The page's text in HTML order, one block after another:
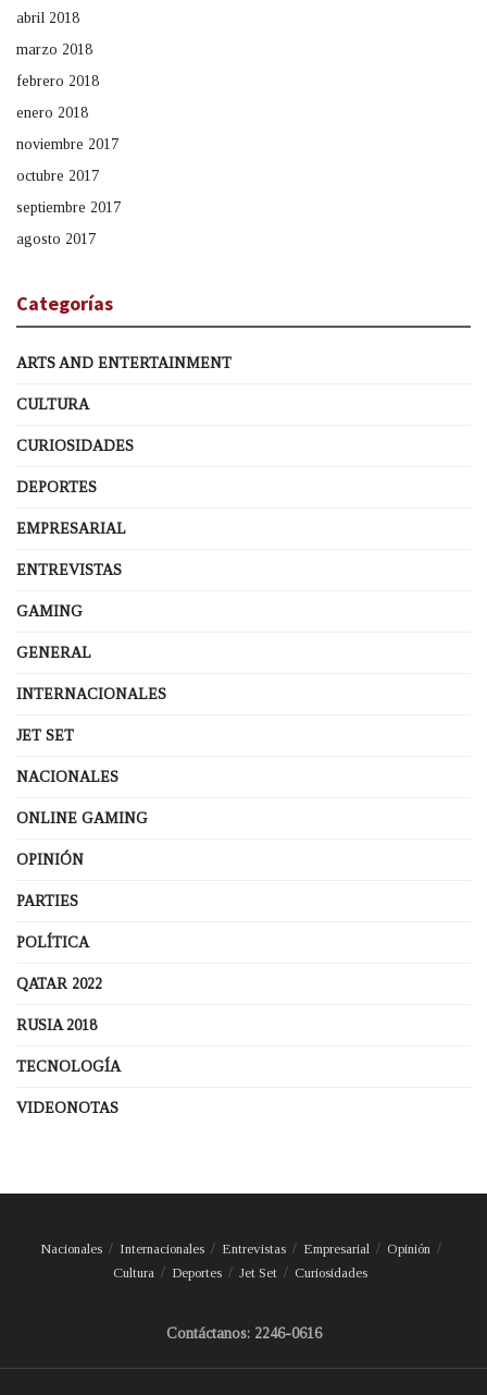
abril 2018
marzo 2018
febrero 2018
enero 2018
noviembre 2017
octubre 2017
septiembre 2017
agosto 2017
Categorías
ARTS AND ENTERTAINMENT
CULTURA
CURIOSIDADES
DEPORTES
EMPRESARIAL
ENTREVISTAS
GAMING
GENERAL
INTERNACIONALES
JET SET
NACIONALES
ONLINE GAMING
OPINIÓN
PARTIES
POLÍTICA
QATAR 2022
RUSIA 2018
TECNOLOGÍA
VIDEONOTAS
Nacionales Internacionales Entrevistas Empresarial
Opinión
Cultura
Deportes Jet Set Curiosidades
Contáctanos: 2246-0616